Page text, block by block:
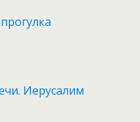
Иерусалим